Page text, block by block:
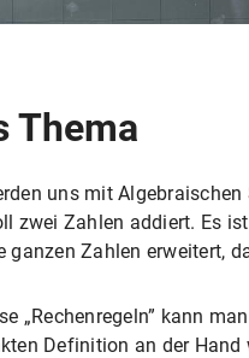
Thema
uns mit
zwei Zahlen addiert. Es
ganzen Zahlen erweitert,
„Rechenregeln” kann
Definition an der Hand